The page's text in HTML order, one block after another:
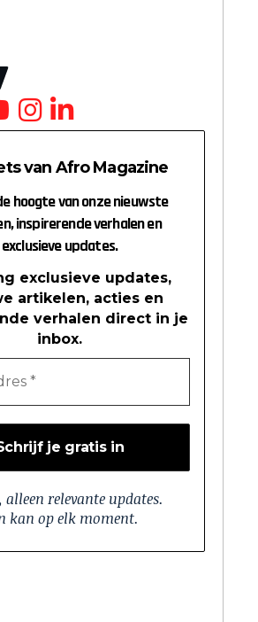
van Afro Magazine
hoogte van onze nieuwste
inspirerende verhalen en
exclusieve updates.
exclusieve updates,
artikelen, acties en
verhalen direct in je
inbox.
alleen relevante updates.
kan op elk moment.